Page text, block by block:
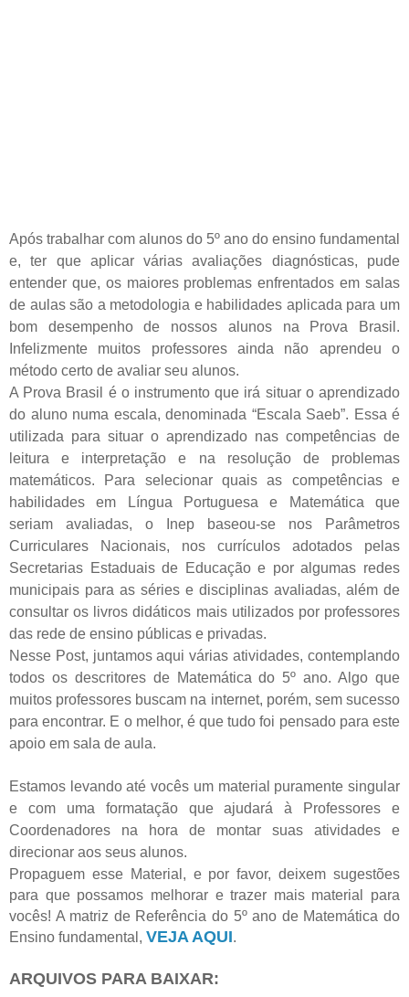
Após trabalhar com alunos do 5º ano do ensino fundamental
e, ter que aplicar várias avaliações diagnósticas, pude
entender que, os maiores problemas enfrentados em salas
de aulas são a metodologia e habilidades aplicada para um
bom desempenho de nossos alunos na Prova Brasil.
Infelizmente muitos professores ainda não aprendeu o
método certo de avaliar seu alunos.
A Prova Brasil é o instrumento que irá situar o aprendizado
do aluno numa escala, denominada “Escala Saeb”. Essa é
utilizada para situar o aprendizado nas competências de
leitura e interpretação e na resolução de problemas
matemáticos. Para selecionar quais as competências e
habilidades em Língua Portuguesa e Matemática que
seriam avaliadas, o Inep baseou-se nos Parâmetros
Curriculares Nacionais, nos currículos adotados pelas
Secretarias Estaduais de Educação e por algumas redes
municipais para as séries e disciplinas avaliadas, além de
consultar os livros didáticos mais utilizados por professores
das rede de ensino públicas e privadas.
Nesse Post, juntamos aqui várias atividades, contemplando
todos os descritores de Matemática do 5º ano. Algo que
muitos professores buscam na internet, porém, sem sucesso
para encontrar. E o melhor, é que tudo foi pensado para este
apoio em sala de aula.
Estamos levando até vocês um material puramente singular
e com uma formatação que ajudará à Professores e
Coordenadores na hora de montar suas atividades e
direcionar aos seus alunos.
Propaguem esse Material, e por favor, deixem sugestões
para que possamos melhorar e trazer mais material para
vocês! A matriz de Referência do 5º ano de Matemática do
Ensino fundamental, VEJA AQUI.
ARQUIVOS PARA BAIXAR: